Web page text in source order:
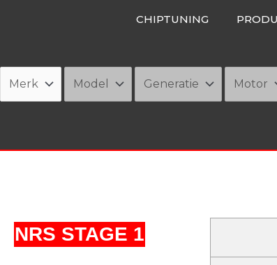
CHIPTUNING
NRS STAGE 1